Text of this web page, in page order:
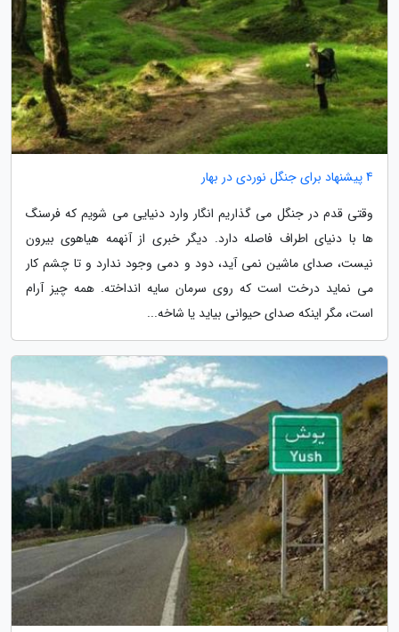
4 پیشنهاد برای جنگل نوردی در بهار
وقتی قدم در جنگل می گذاریم انگار وارد دنیایی می شویم که فرسنگ
ها با دنیای اطراف فاصله دارد. دیگر خبری از آنهمه هیاهوی بیرون
نیست، صدای ماشین نمی آید، دود و دمی وجود ندارد و تا چشم کار
می نماید درخت است که روی سرمان سایه انداخته. همه چیز آرام
است، مگر اینکه صدای حیوانی بیاید یا شاخه...